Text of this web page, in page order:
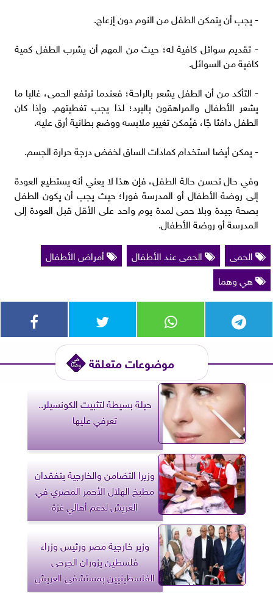
- يجب أن يتمكن الطفل من النوم دون إزعاج.
- تقديم سوائل كافية له؛ حيث من المهم أن يشرب الطفل كمية
كافية من السوائل.
- التأكد من أن الطفل يشعر بالراحة؛ فعندما ترتفع الحمى، غالبا ما
يشعر الأطفال والمراهقون بالبرد؛ لذا يجب تغطيتهم. وإذا كان
الطفل دافئا جًا، فيُمكن تغيير ملابسه ووضع بطانية أرق عليه.
- يمكن أيضا استخدام كمادات الساق لخفض درجة حرارة الجسم.
وفي حال تحسن حالة الطفل، فإن هذا لا يعني أنه يستطيع العودة
إلى روضة الأطفال أو المدرسة فورا؛ حيث يجب أن يكون الطفل
بصحة جيدة وبلا حمى لمدة يوم واحد على الأقل قبل العودة إلى
المدرسة أو روضة الأطفال.
الحمى
الحمى عند الأطفال
أمراض الأطفال
هي وهما
موضوعات متعلقة
حيلة بسيطة لتثبيت الكونسيلر..
تعرفي عليها
وزيرا التضامن والخارجية يتفقدان
مطبخ الهلال الأحمر المصري في
العريش لدعم أهالي غزة
وزير خارجية مصر ورئيس وزراء
فلسطين يزوران الجرحى
الفلسطينيين بمستشفى العريش